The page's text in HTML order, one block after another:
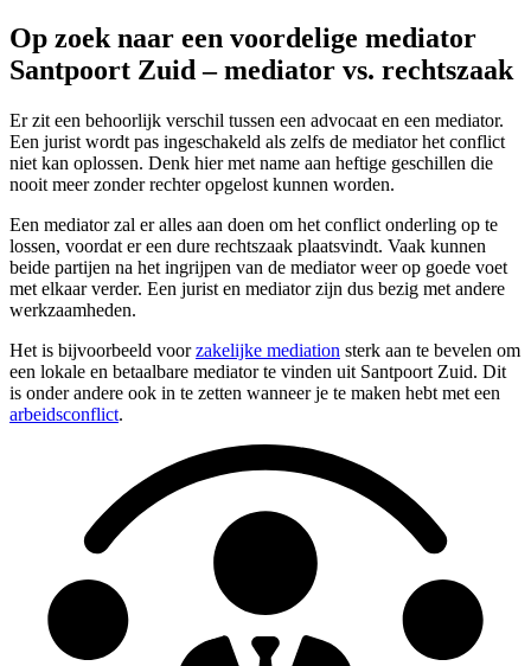
Op zoek naar een voordelige mediator
Santpoort Zuid – mediator vs. rechtszaak
Er zit een behoorlijk verschil tussen een advocaat en een mediator.
Een jurist wordt pas ingeschakeld als zelfs de mediator het conflict
niet kan oplossen. Denk hier met name aan heftige geschillen die
nooit meer zonder rechter opgelost kunnen worden.
Een mediator zal er alles aan doen om het conflict onderling op te
lossen, voordat er een dure rechtszaak plaatsvindt. Vaak kunnen
beide partijen na het ingrijpen van de mediator weer op goede voet
met elkaar verder. Een jurist en mediator zijn dus bezig met andere
werkzaamheden.
Het is bijvoorbeeld voorzakelijke mediation sterk aan te bevelen om
een lokale en betaalbare mediator te vinden uit Santpoort Zuid. Dit
is onder andere ook in te zetten wanneer je te maken hebt met een
arbeidsconflict.